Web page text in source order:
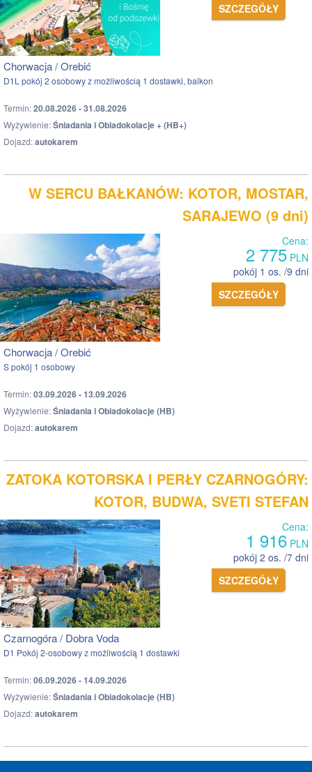
SZCZEGÓŁY
Chorwacja / Orebić
D1L pokój 2 osobowy z możliwością 1 dostawki, balkon
Termin:20.08.2026 - 31.08.2026
Wyżywienie:Śniadania i Obiadokolacje + (HB+)
Dojazd:autokarem
W SERCU BAŁKANÓW: KOTOR, MOSTAR,
SARAJEWO (9 dni)
Cena:
2 775 PLN
pokój 1 os. /9 dni
SZCZEGÓŁY
Chorwacja / Orebić
S pokój 1 osobowy
Termin:03.09.2026 - 13.09.2026
Wyżywienie:Śniadania i Obiadokolacje (HB)
Dojazd:autokarem
ZATOKA KOTORSKA I PERŁY CZARNOGÓRY:
KOTOR, BUDWA, SVETI STEFAN
Cena:
1 916 PLN
pokój 2 os. /7 dni
SZCZEGÓŁY
Czarnogóra / Dobra Voda
D1 Pokój 2-osobowy z możliwością 1 dostawki
Termin:06.09.2026 - 14.09.2026
Wyżywienie:Śniadania i Obiadokolacje (HB)
Dojazd:autokarem